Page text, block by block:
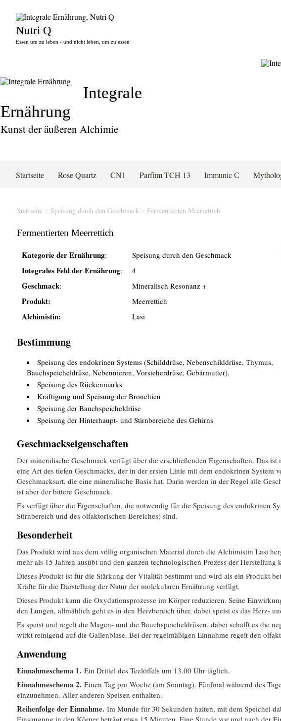
Nutri Q
Essen um zu leben - und nicht leben, um zu essen
Integrale
Ernährung
Kunst der äußeren Alchimie
Startseite Rose Quartz CN1 Parfüm TCH 13 Immunic С
Startseite:: Speisung durch den Geschmack:: Fermentierten Meerrettich
Fermentierten Meerrettich
Kategorie der Ernährung: Speisung durch den Geschmack
Integrales Feld der Ernährung: 4
Geschmack: Mineralisch Resonanz +
Produkt: Meerrettich
Alchimistin: Lasi
Bestimmung
Speisung des endokrinen Systems (Schilddrüse, Nebenschilddrüse, Thymus,
Bauchspeicheldrüse, Nebennieren, Vorsteherdrüse, Gebärmutter).
Speisung des Rückenmarks
Kräftigung und Speisung der Bronchien
Speisung der Bauchspeicheldrüse
Speisung der Hinterhaupt- und Stirnbereiche des Gehirns
Geschmackseigenschaften
Der mineralische Geschmack verfügt über die erschließenden Eigenschaften. Das ist
eine Art des tiefen Geschmacks, der in der ersten Linie mit dem endokrinen System
Geschmacksart, die eine mineralische Basis hat. Darin werden in der Regel alle
ist aber der bittere Geschmack.
Es verfügt über die Eigenschaften, die notwendig für die Speisung des endokrinen
Stirnbereich und des olfaktorischen Bereiches) sind.
Besonderheit
Das Produkt wird aus dem völlig organischen Material durch die Alchimistin Lasi
mehr als 15 Jahren ausübt und den ganzen technologischen Prozess der Herstellung
Dieses Produkt ist für die Stärkung der Vitalität bestimmt und wird als ein Produkt
Kräfte für die Darstellung der Natur der molekularen Ernährung verfügt.
Dieses Produkt kann die Oxydationsprozesse im Körper reduzieren. Seine
den Lungen, allmählich geht es in den Herzbereich über, dabei speist es das Herz-
Es speist und regelt die Magen- und die Bauchspeicheldrüsen, dabei schafft es die
wirkt reinigend auf die Gallenblase. Bei der regelmäßigen Einnahme regelt den
Anwendung
Einnahmeschema 1. Ein Drittel des Teelöffels um 13.00 Uhr täglich.
Einnahmeschema 2. Einen Tag pro Woche (am Sonntag). Fünfmal während des
einzunehmen. Aller anderen Speisen enthalten.
Reihenfolge der Einnahme. Im Munde für 30 Sekunden halten, mit dem Speichel
Einsaugung in den Körper beträgt etwa 15 Minuten. Eine Stunde vor und nach der